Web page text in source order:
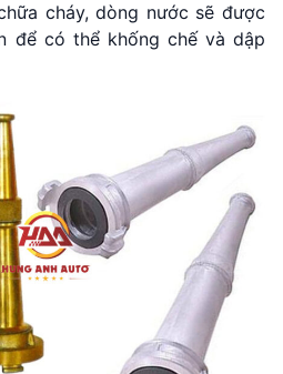
cháy, dòng nước sẽ được
để có thể khống chế và dập